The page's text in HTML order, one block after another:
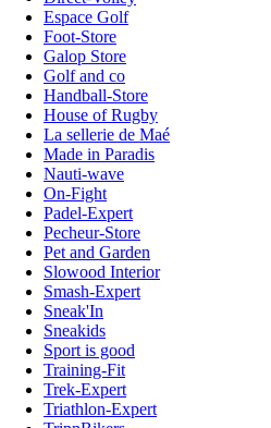
Espace Golf
Foot-Store
Galop Store
Golf and co
Handball-Store
House of Rugby
La sellerie de Maé
Made in Paradis
Nauti-wave
On-Fight
Padel-Expert
Pecheur-Store
Pet and Garden
Slowood Interior
Smash-Expert
Sneak'In
Sneakids
Sport is good
Training-Fit
Trek-Expert
Triathlon-Expert